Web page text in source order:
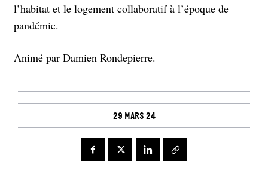
l’habitat et le logement collaboratif à l’époque de
pandémie.
Animé par Damien Rondepierre.
29 mars 24